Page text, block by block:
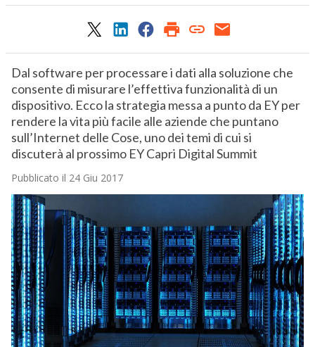
Dal software per processare i dati alla soluzione che
consente di misurare l’effettiva funzionalità di un
dispositivo. Ecco la strategia messa a punto da EY per
rendere la vita più facile alle aziende che puntano
sull’Internet delle Cose, uno dei temi di cui si
discuterà al prossimo EY Capri Digital Summit
Pubblicato il 24 Giu 2017